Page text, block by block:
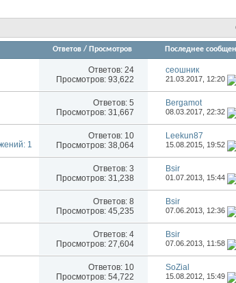
Ответов / Просмотров Последнее
Ответов: 24
Просмотров: 93,622
сеошник
21.03.2017, 12:20
Ответов: 5
Просмотров: 31,667
Bergamot
08.03.2017,22:32
Ответов: 10
Просмотров: 38,064
Leekun87
15.08.2015, 19:52
Ответов: 3
Просмотров: 31,238
Bsir
01.07.2013, 15:44
Ответов: 8
Просмотров: 45,235
Bsir
07.06.2013, 12:36
Ответов: 4
Просмотров: 27,604
Bsir
07.06.2013, 11:58
Ответов: 10
Просмотров: 54,722
SoZial
15.08.2012, 15:49